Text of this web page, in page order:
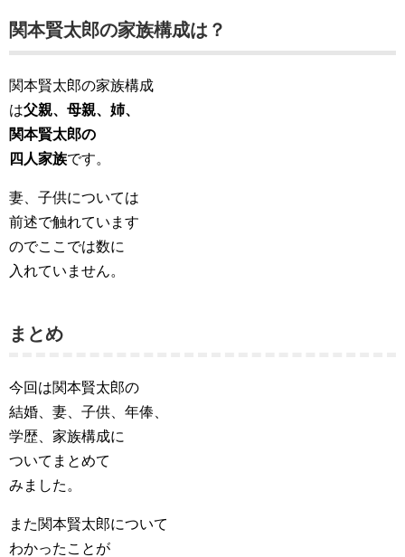
関本賢太郎の家族構成は？
関本賢太郎の家族構成
は父親、母親、姉、
関本賢太郎の
四人家族です。
妻、子供については
前述で触れています
のでここでは数に
入れていません。
まとめ
今回は関本賢太郎の
結婚、妻、子供、年俸、
学歴、家族構成に
ついてまとめて
みました。
また関本賢太郎について
わかったことが